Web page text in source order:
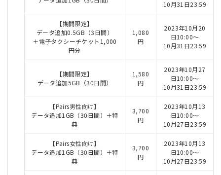
10月31日23:59
【期間限定】
データ追加0.5GB（3日間）
＋電子タクシーチケット1,000
円分
1,080
円
2023年10月20
日10:00～
10月31日23:59
【期間限定】
データ追加5GB（30日間）
1,580
円
2023年10月27
日10:00～
10月31日23:59
【Pairs男性向け】
データ追加1GB（30日間）＋特
典
3,700
円
2023年10月13
日10:00～
10月27日23:59
【Pairs女性向け】
データ追加1GB（30日間）＋特
典
3,700
円
2023年10月13
日10:00～
10月27日23:59